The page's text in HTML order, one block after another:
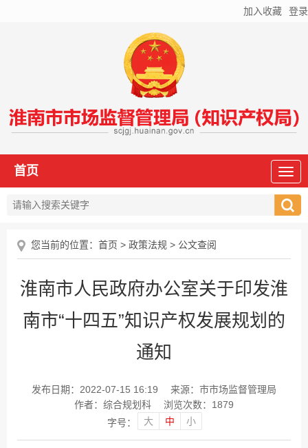
加入收藏 登录
首页
您当前的位置： 首页 > 政策法规 > 公文查阅
淮南市人民政府办公室关于印发淮
南市“十四五”知识产权发展规划的
通知
发布日期：2022-07-15 16:19
来源：市市场监督管理局
作者：综合规划科
浏览次数： 1879
字号：
大 中 小